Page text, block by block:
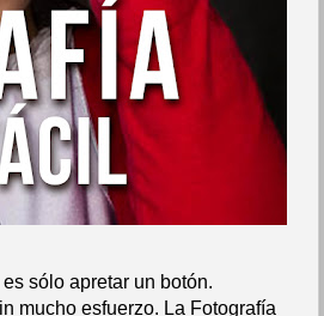
sólo apretar un botón.
mucho esfuerzo. La Fotografía